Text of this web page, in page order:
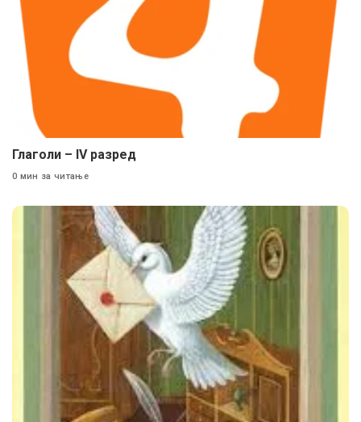
Глаголи – IV разред
0 мин за читање